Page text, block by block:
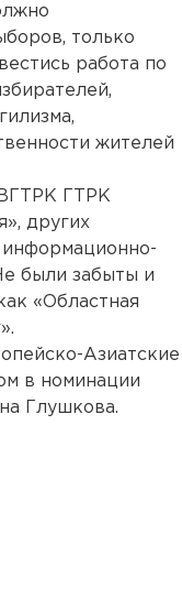
только
работа по
жителей
ГТРК
других
информационно-
были забыты и
«Областная
Азиатские
в номинации
Глушкова.